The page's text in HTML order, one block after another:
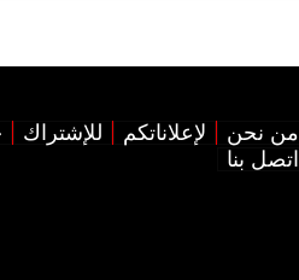
من نحن لإعلاناتكم للإشتراك
اتصل بنا